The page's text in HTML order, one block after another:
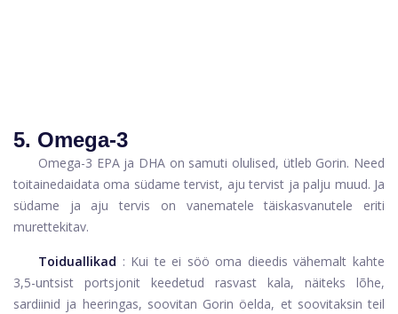
5. Omega-3
Omega-3 EPA ja DHA on samuti olulised, ütleb Gorin. Need
toitainedaidata oma südame tervist, aju tervist ja palju muud. Ja
südame ja aju tervis on vanematele täiskasvanutele eriti
murettekitav.
Toiduallikad : Kui te ei söö oma dieedis vähemalt kahte
3,5-untsist portsjonit keedetud rasvast kala, näiteks lõhe,
sardiinid ja heeringas, soovitan Gorin öelda, et soovitaksin teil